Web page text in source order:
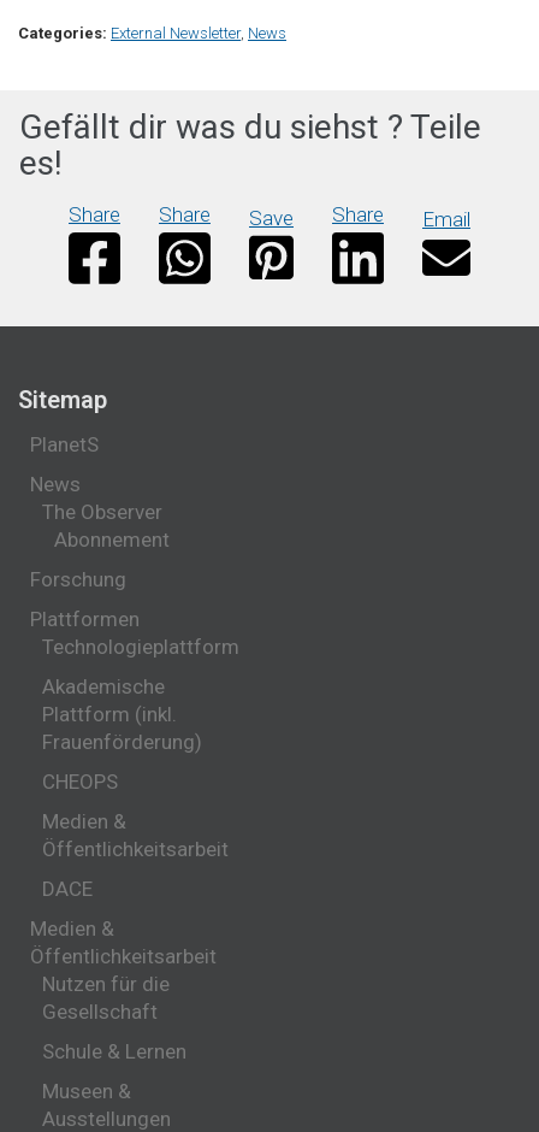
Categories: External Newsletter, News
Gefällt dir was du siehst ? Teile
es!
Share Share Save Share Email
Sitemap
PlanetS
News
The Observer
Abonnement
Forschung
Plattformen
Technologieplattform
Akademische
Plattform (inkl.
Frauenförderung)
CHEOPS
Medien &
Öffentlichkeitsarbeit
DACE
Medien &
Öffentlichkeitsarbeit
Nutzen für die
Gesellschaft
Schule & Lernen
Museen &
Ausstellungen